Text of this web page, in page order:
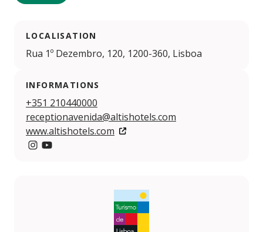
LOCALISATION
Rua 1º Dezembro, 120, 1200-360, Lisboa
INFORMATIONS
+351 210440000
receptionavenida@altishotels.com
www.altishotels.com